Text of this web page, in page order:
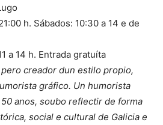
h. Sábados: 10:30 a 14 e de
a 14 h. Entrada gratuíta
creador dun estilo propio,
gráfico. Un humorista
anos, soubo reflectir de forma
social e cultural de Galicia e